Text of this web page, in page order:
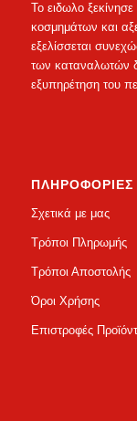
Το ειδωλο
κοσμημάτων και
εξελίσσεται
των καταναλωτών
εξυπηρέτηση του
ΠΛΗΡΟΦΟΡΙΕΣ
Σχετικά με μας
Τρόποι Πληρωμής
Τρόποι Αποστολής
Όροι Χρήσης
Επιστροφές